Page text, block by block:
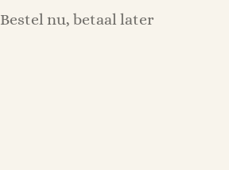
Bestel nu, betaal later